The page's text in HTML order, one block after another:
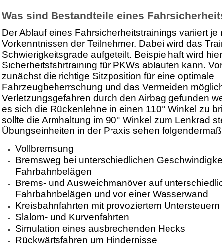
Was sind Bestandteile eines
Der Ablauf eines Fahrsicherheitstrainings variiert
Vorkenntnissen der Teilnehmer. Dabei wird das
Schwierigkeitsgrade aufgeteilt. Beispielhaft wird
Sicherheitsfahrtraining für PKWs ablaufen kann.
zunächst die richtige Sitzposition für eine optimale
Fahrzeugbeherrschung und das Vermeiden
Verletzungsgefahren durch den Airbag gefunden
es sich die Rückenlehne in einen 110° Winkel zu
sollte die Armhaltung im 90° Winkel zum Lenkrad
Übungseinheiten in der Praxis sehen
Vollbremsung
Bremsweg bei unterschiedlichen
Fahrbahnbelägen
Brems- und Ausweichmanöver auf
Fahrbahnbelägen und vor einer Wasserwand
Kreisbahnfahrten mit provoziertem
Slalom- und Kurvenfahrten
Simulation eines ausbrechenden Hecks
Rückwärtsfahren um Hindernisse